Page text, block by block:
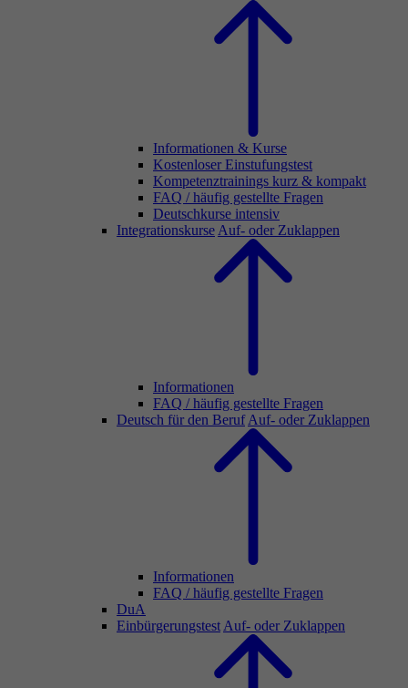
Informationen & Kurse
Kostenloser Einstufungstest
Kompetenztrainings kurz & kompakt
FAQ / häufig gestellte Fragen
Deutschkurse intensiv
Integrationskurse Auf- oder Zuklappen
Informationen
FAQ / häufig gestellte Fragen
Deutsch für den Beruf Auf- oder Zuklappen
Informationen
FAQ / häufig gestellte Fragen
DuA
Einbürgerungstest Auf- oder Zuklappen